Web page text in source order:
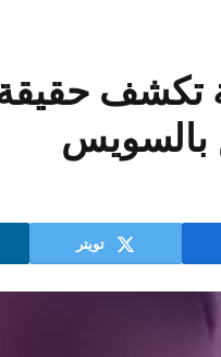
تكشف
تويتر